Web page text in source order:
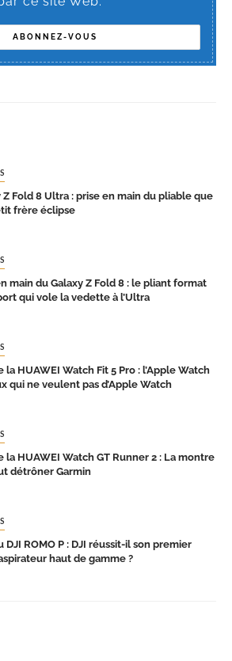
Z Fold 8 Ultra : prise en main du pliable que
frère éclipse
main du Galaxy Z Fold 8 : le pliant format
qui vole la vedette à l’Ultra
la HUAWEI Watch Fit 5 Pro : l’Apple Watch
qui ne veulent pas d’Apple Watch
la HUAWEI Watch GT Runner 2 : La montre
détrôner Garmin
DJI ROMO P : DJI réussit-il son premier
haut de gamme ?